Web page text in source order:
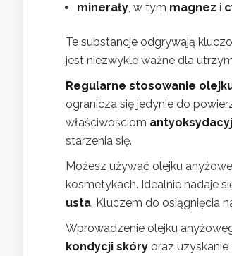
minerały, w tym magnez i
Te substancje odgrywają
jest niezwykle ważne dla
Regularne stosowanie
ogranicza się jedynie do
właściwościom
starzenia się.
Możesz używać olejku
kosmetykach. Idealnie nadaje
usta. Kluczem do osiągnięcia
Wprowadzenie olejku
kondycji skóry oraz uzyskanie